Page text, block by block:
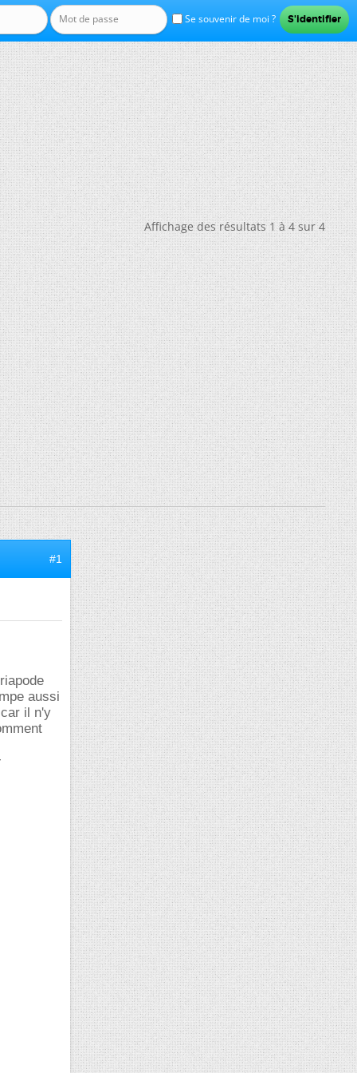
Se souvenir de moi ?
Affichage des résultats 1 à 4 sur 4
#1
aussi
il n'y